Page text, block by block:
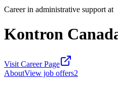
Career in administrative support at
Kontron
Visit Career Page
AboutView job offers2